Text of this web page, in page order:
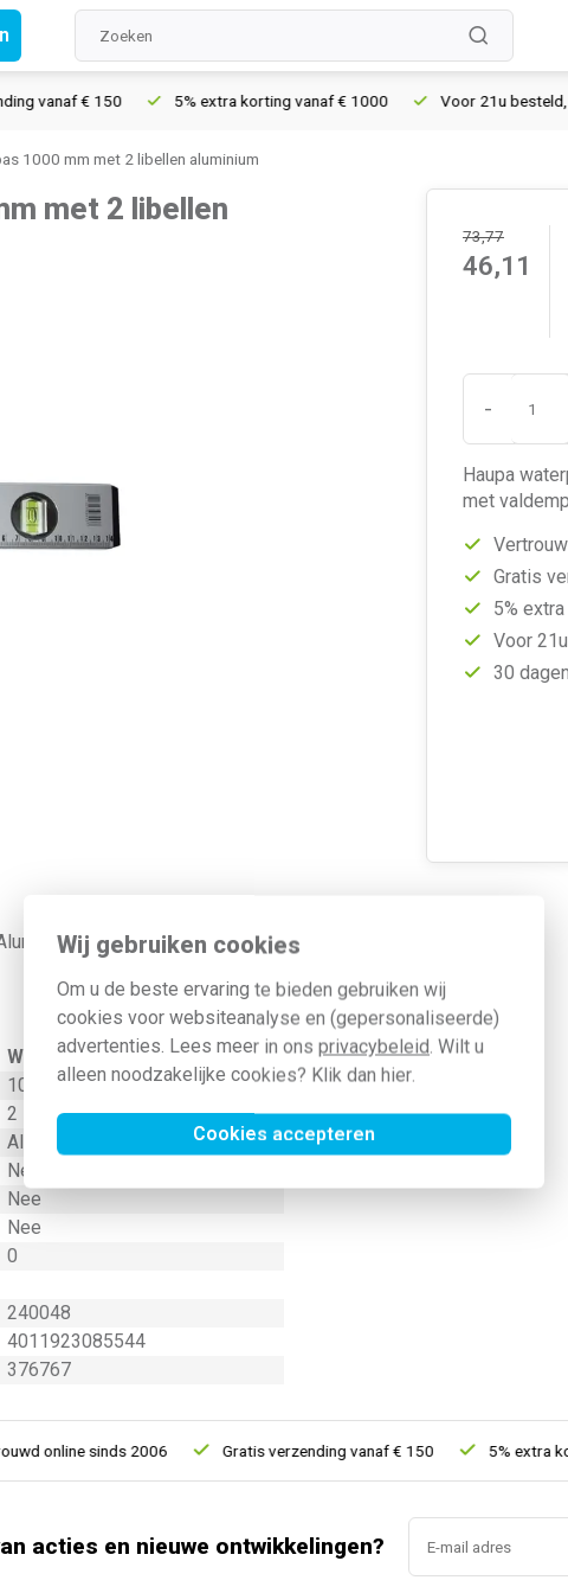
Wij gebruiken cookies
Om u de beste ervaring te bieden gebruiken wij
cookies voor websiteanalyse en (gepersonaliseerde)
advertenties. Lees meer in ons privacybeleid. Wilt u
alleen noodzakelijke cookies? Klik dan hier.
Cookies accepteren
vanaf € 150 5% extra korting vanaf € 1000 Voor 21u besteld,
1000 mm met 2 libellen aluminium
met 2 libellen
73,77
46,11
-
Haupa
met
Gratis
5%
Voor
30
met valdempers op de
Waarde
1000 mm
2
Aluminium
Nee
Nee
Nee
0
240048
4011923085544
376767
online sinds 2006 Gratis verzending vanaf € 150 5% extra
acties en nieuwe ontwikkelingen?